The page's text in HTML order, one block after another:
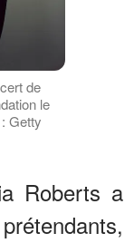
de
le
Getty
Roberts a